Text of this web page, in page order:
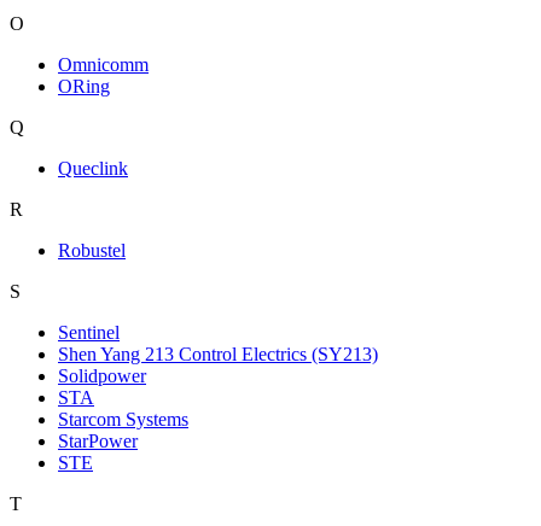
O
Omnicomm
ORing
Q
Queclink
R
Robustel
S
Sentinel
Shen Yang 213 Control Electrics (SY213)
Solidpower
STA
Starcom Systems
StarPower
STE
T